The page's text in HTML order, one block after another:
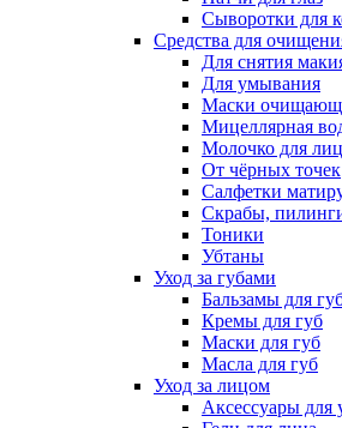
Сыворотки для
Средства для
Для снятия
Для умывания
Маски
Мицеллярная
Молочко для
От чёрных точек
Салфетки
Скрабы,
Тоники
Убтаны
Уход за губами
Бальзамы для
Кремы для губ
Маски для губ
Масла для губ
Уход за лицом
Аксессуары для